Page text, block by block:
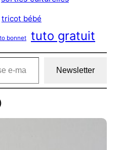
tricot bébé
bonnet tuto gratuit
Newsletter